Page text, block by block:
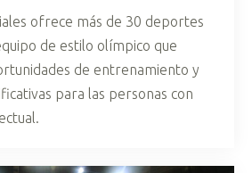
ofrece más de 30 deportes
de estilo olímpico que
de entrenamiento y
para las personas con